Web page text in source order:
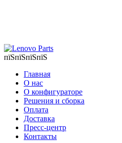
пїЅпїЅпїЅпїЅ
Главная
О нас
О конфигураторе
Решения и сборка
Оплата
Доставка
Пресс-центр
Контакты